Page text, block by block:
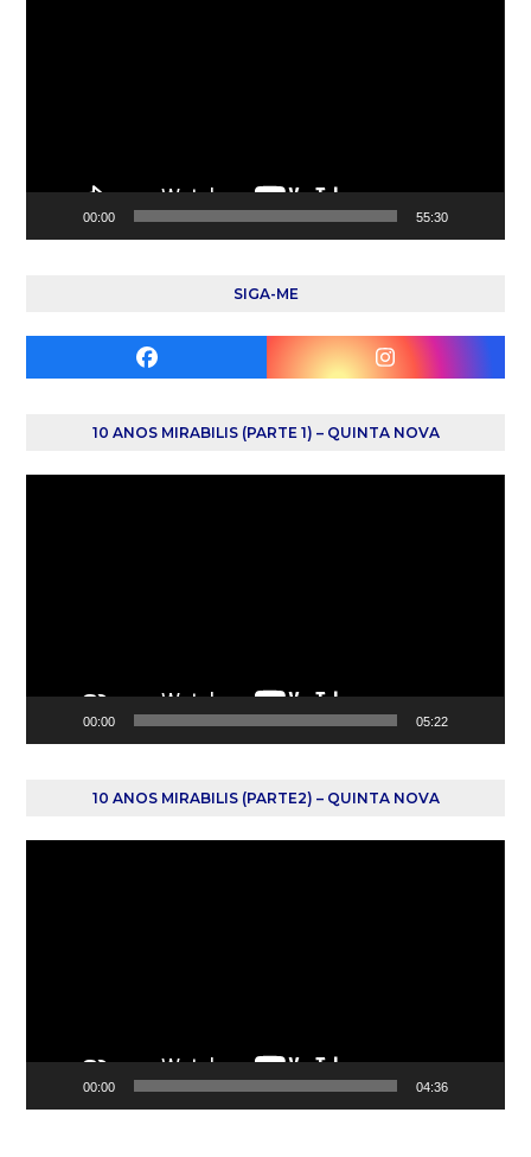
00:00 55:30
SIGA-ME
Facebook Instagram
10 ANOS MIRABILIS (PARTE 1) – QUINTA NOVA
00:00 05:22
10 ANOS MIRABILIS (PARTE2) – QUINTA NOVA
00:00 04:36